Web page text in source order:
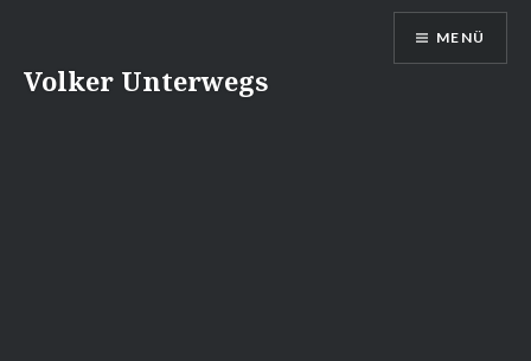
InhaltVolker Unterwegs
MENÜ